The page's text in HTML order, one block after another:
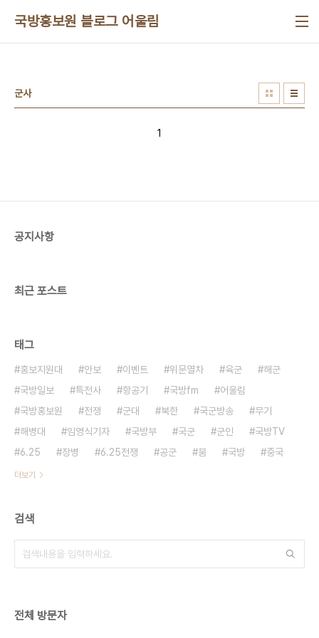
국방홍보원 블로그 어울림
군사
1
공지사항
최근 포스트
태그
홍보지원대 안보 이벤트 위문열차 육군
해군
국방일보
특전사 항공기 국방fm
어울림
국방홍보원
전쟁 군대 북한 국군방송
무기
해병대
임영식기자 국방부 국군 군인
국방TV
6.25
장병 6.25전쟁 공군 붐 국방 중국
더보기
검색
전체 방문자